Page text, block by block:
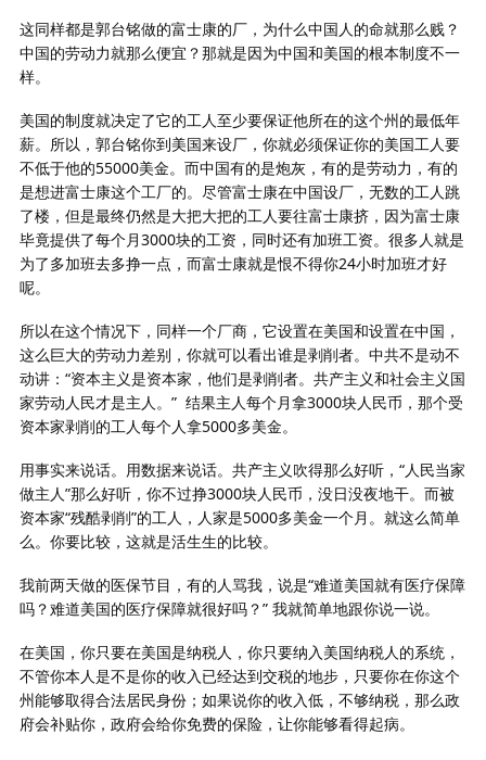
这同样都是郭台铭做的富士康的厂，为什么中国人的命就那么贱？
中国的劳动力就那么便宜？那就是因为中国和美国的根本制度不一
样。
美国的制度就决定了它的工人至少要保证他所在的这个州的最低年
薪。所以，郭台铭你到美国来设厂，你就必须保证你的美国工人要
不低于他的55000美金。而中国有的是炮灰，有的是劳动力，有的
是想进富士康这个工厂的。尽管富士康在中国设厂，无数的工人跳
了楼，但是最终仍然是大把大把的工人要往富士康挤，因为富士康
毕竟提供了每个月3000块的工资，同时还有加班工资。很多人就是
为了多加班去多挣一点，而富士康就是恨不得你24小时加班才好
呢。
所以在这个情况下，同样一个厂商，它设置在美国和设置在中国，
这么巨大的劳动力差别，你就可以看出谁是剥削者。中共不是动不
动讲：“资本主义是资本家，他们是剥削者。共产主义和社会主义国
家劳动人民才是主人。” 结果主人每个月拿3000块人民币，那个受
资本家剥削的工人每个人拿5000多美金。
用事实来说话。用数据来说话。共产主义吹得那么好听，“人民当家
做主人”那么好听，你不过挣3000块人民币，没日没夜地干。而被
资本家“残酷剥削”的工人，人家是5000多美金一个月。就这么简单
么。你要比较，这就是活生生的比较。
我前两天做的医保节目，有的人骂我，说是“难道美国就有医疗保障
吗？难道美国的医疗保障就很好吗？” 我就简单地跟你说一说。
在美国，你只要在美国是纳税人，你只要纳入美国纳税人的系统，
不管你本人是不是你的收入已经达到交税的地步，只要你在你这个
州能够取得合法居民身份；如果说你的收入低，不够纳税，那么政
府会补贴你，政府会给你免费的保险，让你能够看得起病。